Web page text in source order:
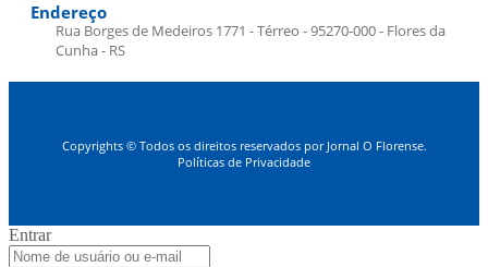
Endereço
Rua Borges de Medeiros 1771 - Térreo - 95270-000 - Flores da
Cunha - RS
Copyrights © Todos os direitos reservados por Jornal O Florense.
Políticas de Privacidade
Entrar